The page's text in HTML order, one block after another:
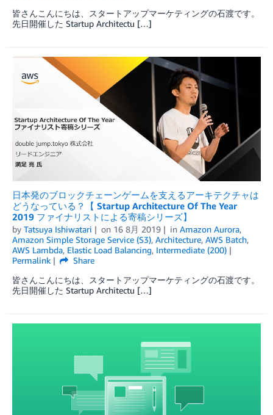
皆さんこんにちは、スタートアップマーケティングの石渡です。
先日開催した Startup Architectu […]
日本発のブロックチェーンゲームを支えるアーキテクチャは
どうなっている？【 Startup Architecture Of The Year
2019 ファイナリストによる寄稿シリーズ】
by Tatsuya Ishiwatari on 16 8月 2019 in Amazon Aurora,
Amazon Simple Storage Service (S3), Architecture, AWS Batch,
AWS Lambda, Elastic Load Balancing, Intermediate (200)
Permalink
Share
皆さんこんにちは、スタートアップマーケティングの石渡です。
先日開催した Startup Architectu […]